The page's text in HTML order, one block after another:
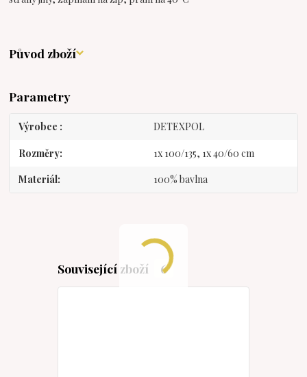
Původ zboží
Parametry
Výrobce DETEXPOL
Rozměry 1x 100/135, 1x 40/60 cm
Materiál 100% bavlna
Související zboží 6